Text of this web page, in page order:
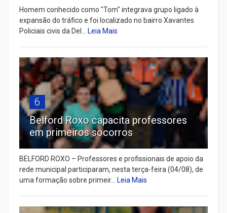
Homem conhecido como "Tom" integrava grupo ligado à
expansão do tráfico e foi localizado no bairro Xavantes
Policiais civis da Del...
Leia Mais
6
Belford Roxo capacita professores
em primeiros socorros
BELFORD ROXO – Professores e profissionais de apoio da
rede municipal participaram, nesta terça-feira (04/08), de
uma formação sobre primeir...
Leia Mais